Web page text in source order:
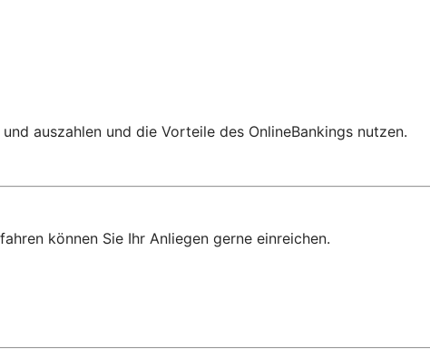
auszahlen und die Vorteile des OnlineBankings nutzen.
können Sie Ihr Anliegen gerne einreichen.